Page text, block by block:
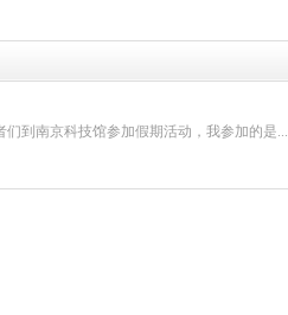
到南京科技馆参加假期活动，我参加的是...